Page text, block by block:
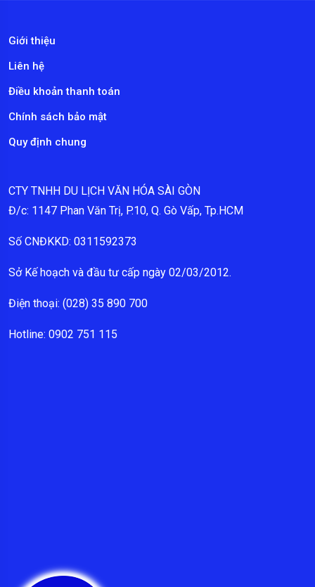
Giới thiệu
Liên hệ
Điều khoản thanh toán
Chính sách bảo mật
Quy định chung
CTY TNHH DU LỊCH VĂN HÓA SÀI GÒN
Đ/c: 1147 Phan Văn Trị, P.10, Q. Gò Vấp, Tp.HCM
Số CNĐKKD: 0311592373
Sở Kế hoạch và đầu tư cấp ngày 02/03/2012.
Điện thoại: (028) 35 890 700
Hotline: 0902 751 115